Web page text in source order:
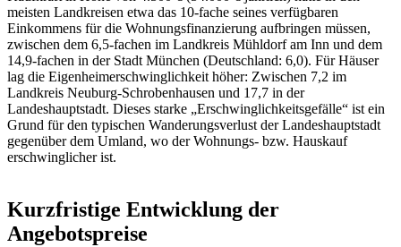
meisten Landkreisen etwa das 10-fache seines verfügbaren
Einkommens für die Wohnungsfinanzierung aufbringen müssen,
zwischen dem 6,5-fachen im Landkreis Mühldorf am Inn und dem
14,9-fachen in der Stadt München (Deutschland: 6,0). Für Häuser
lag die Eigenheimerschwinglichkeit höher: Zwischen 7,2 im
Landkreis Neuburg-Schrobenhausen und 17,7 in der
Landeshauptstadt. Dieses starke „Erschwinglichkeitsgefälle“ ist ein
Grund für den typischen Wanderungsverlust der Landeshauptstadt
gegenüber dem Umland, wo der Wohnungs- bzw. Hauskauf
erschwinglicher ist.
Kurzfristige Entwicklung der
Angebotspreise